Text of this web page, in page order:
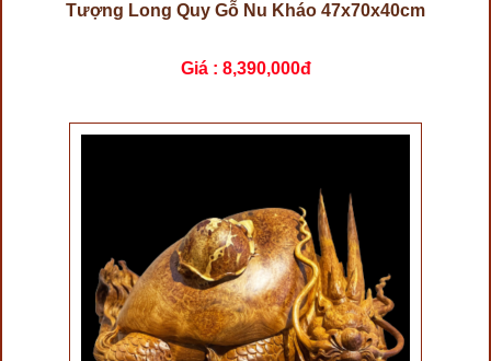
Tượng Long Quy Gỗ Nu Kháo 47x70x40cm
Giá : 8,390,000đ